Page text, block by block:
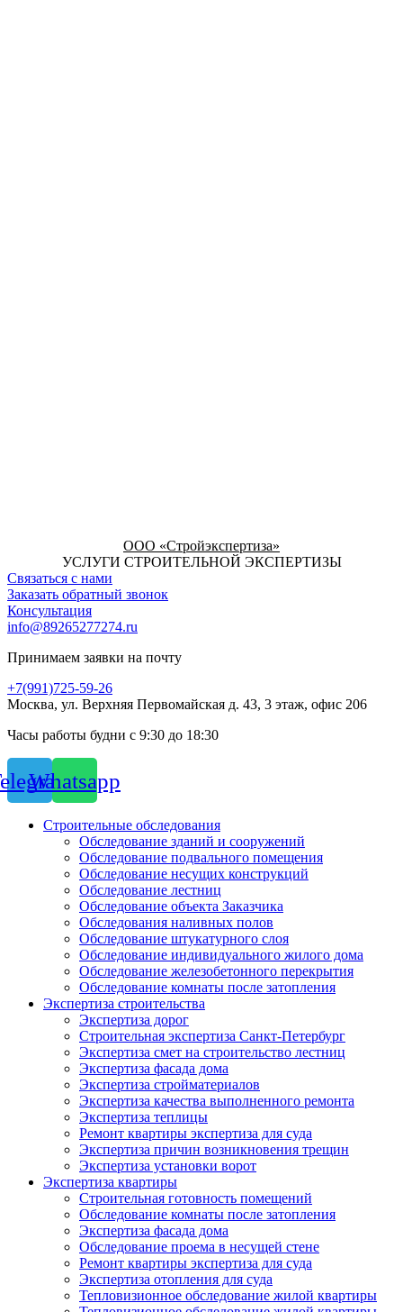
ООО «Стройэкспертиза»
УСЛУГИ СТРОИТЕЛЬНОЙ ЭКСПЕРТИЗЫ
Связаться с нами
Заказать обратный звонок
Консультация
info@89265277274.ru
Принимаем заявки на почту
+7(991)725-59-26
Москва, ул. Верхняя Первомайская д. 43, 3 этаж, офис 206
Часы работы будни с 9:30 до 18:30
Whatsapp
Строительные обследования
Обследование зданий и сооружений
Обследование подвального помещения
Обследование несущих конструкций
Обследование лестниц
Обследование объекта Заказчика
Обследования наливных полов
Обследование штукатурного слоя
Обследование индивидуального жилого дома
Обследование железобетонного перекрытия
Обследование комнаты после затопления
Экспертиза строительства
Экспертиза дорог
Строительная экспертиза Санкт-Петербург
Экспертиза смет на строительство лестниц
Экспертиза фасада дома
Экспертиза стройматериалов
Экспертиза качества выполненного ремонта
Экспертиза теплицы
Ремонт квартиры экспертиза для суда
Экспертиза причин возникновения трещин
Экспертиза установки ворот
Экспертиза квартиры
Строительная готовность помещений
Обследование комнаты после затопления
Экспертиза фасада дома
Обследование проема в несущей стене
Ремонт квартиры экспертиза для суда
Экспертиза отопления для суда
Тепловизионное обследование жилой квартиры